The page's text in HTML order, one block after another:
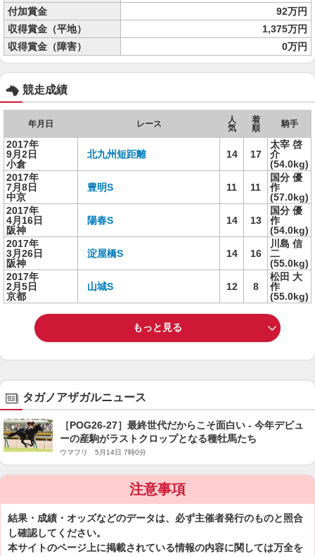
付加賞金
92万円
収得賞金（平地）
1,375万円
収得賞金（障害）
0万円
競走成績
年月日 レース
人
気
着
順
騎手
2017年
9月2日
小倉
北九州短距離 14 17
太宰 啓
介
(54.0kg)
2017年
7月8日
中京
豊明S 11 11
国分 優
作
(57.0kg)
2017年
4月16日
阪神
陽春S 14 13
国分 優
作
(54.0kg)
2017年
3月26日
阪神
淀屋橋S 14 16
川島 信
二
(55.0kg)
2017年
2月5日
京都
山城S 12 8
松田 大
作
(55.0kg)
もっと見る
タガノアザガルニュース
［POG26-27］最終世代だからこそ面白い - 今年デビュ
ーの産駒がラストクロップとなる種牡馬たち
ウマフリ 5月14日 7時0分
注意事項
結果・成績・オッズなどのデータは、必ず主催者発行のものと照合
し確認してください。
本サイトのページ上に掲載されている情報の内容に関しては万全を